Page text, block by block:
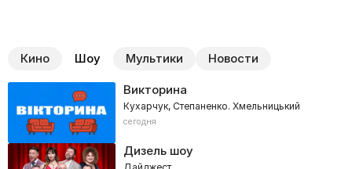
Кино Шоу Мультики Новости
Викторина
Кухарчук, Степаненко. Хмельницький
сегодня
Дизель шоу